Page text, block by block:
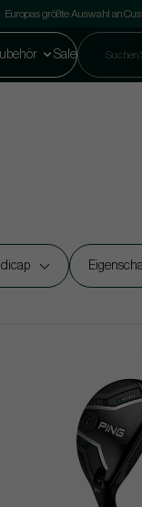
Europas größte Auswahl an
Sale